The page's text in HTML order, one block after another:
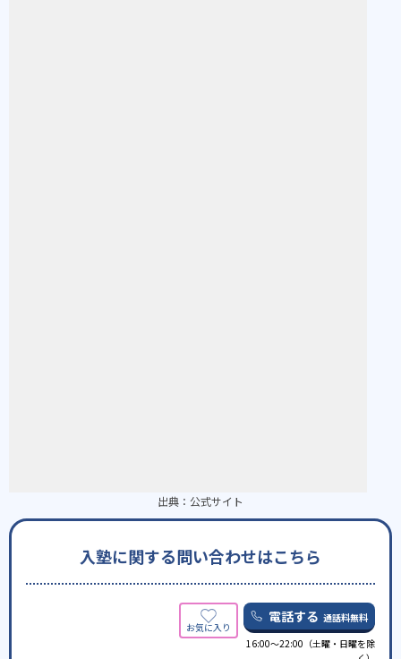
出典： 公式サイト
入塾に関する問い合わせはこちら
電話する 通話料無料
16:00〜22:00（土曜・日曜を除